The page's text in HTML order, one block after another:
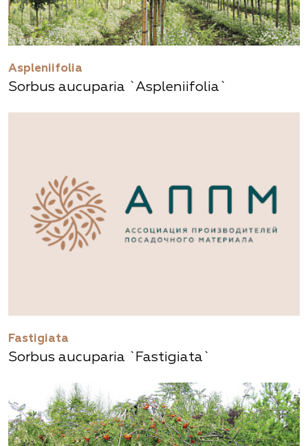
Aspleniifolia
Sorbus aucuparia `Aspleniifolia`
Fastigiata
Sorbus aucuparia `Fastigiata`